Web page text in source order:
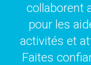
collaborent
pour les
activités et
Faites